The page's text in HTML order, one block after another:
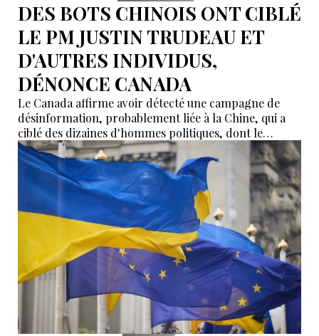
DES BOTS CHINOIS ONT CIBLÉ
LE PM JUSTIN TRUDEAU ET
D'AUTRES INDIVIDUS,
DÉNONCE CANADA
Le Canada affirme avoir détecté une campagne de
désinformation, probablement liée à la Chine, qui a
ciblé des dizaines d'hommes politiques, dont le
Premier ministre Justin Trudeau.